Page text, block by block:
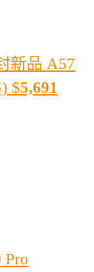
新品 A57
$5,691
Pro